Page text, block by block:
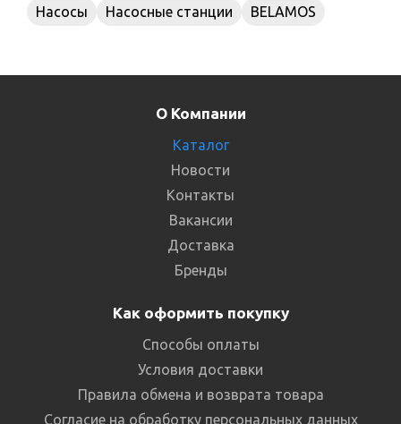
Насосы Насосные станции BELAMOS
О Компании
Каталог
Новости
Контакты
Вакансии
Доставка
Бренды
Как оформить покупку
Способы оплаты
Условия доставки
Правила обмена и возврата товара
Согласие на обработку персональных данных